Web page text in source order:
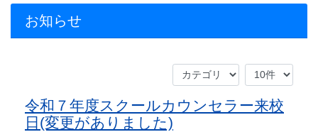
お知らせ
令和７年度スクールカウンセラー来校
日(変更がありました)